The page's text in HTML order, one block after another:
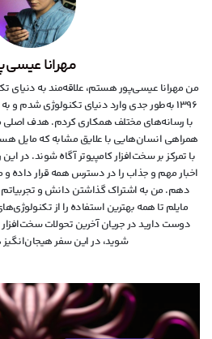
مهرانا
۱۳۹۶ به‌طور جدی وارد دنیای تکنولوژی شدم و
با رسانه‌های مختلف همکاری کردم. هدف اصلی
همراهی انسان‌هایی با علایق مشابه که مایل
با تمرکز بر سخت‌افزار کامپیوتر آگاه شوند. در
اخبار مهم و جذاب را در دسترس همه قرار داده و
دهم. من به اشتراک گذاشتن دانش و تجربیاتم
مایلم تا همه بهترین استفاده را از
دوست دارید در جریان آخرین تحولات سخت‌افزار
شوید، در این سفر